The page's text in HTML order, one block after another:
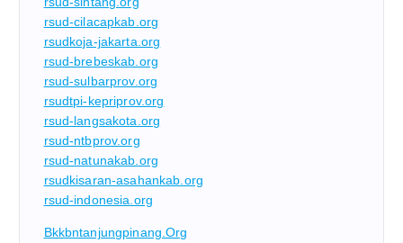
rsud-cilacapkab.org
rsudkoja-jakarta.org
rsud-brebeskab.org
rsud-sulbarprov.org
rsudtpi-kepriprov.org
rsud-langsakota.org
rsud-ntbprov.org
rsud-natunakab.org
rsudkisaran-asahankab.org
rsud-indonesia.org
Bkkbntanjungpinang.org